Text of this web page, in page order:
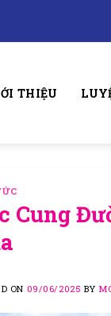
THIỆU
Cung
ON 09/06/2025 BY